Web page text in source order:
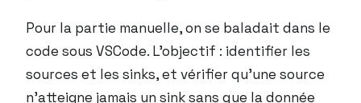
Pour la partie manuelle, on se baladait dans le
code sous VSCode. L’objectif : identifier les
sources et les sinks, et vérifier qu’une source
n’atteigne jamais un sink sans que la donnée